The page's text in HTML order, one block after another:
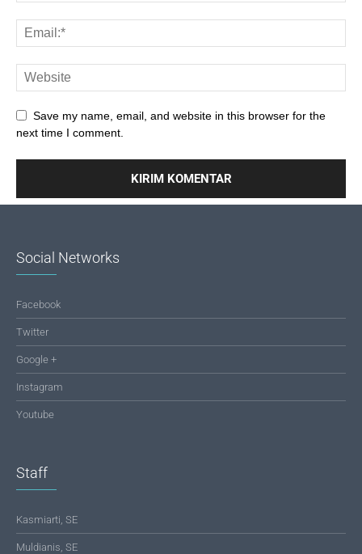
Save my name, email, and website in this browser for the
next time I comment.
Social Networks
Facebook
Twitter
Google +
Instagram
Youtube
Staff
Kasmiarti, SE
Muldianis, SE